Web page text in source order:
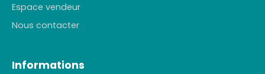
Espace vendeur
Nous contacter
Informations